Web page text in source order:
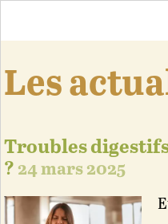
Les
Troubles
? 24 mars 2025